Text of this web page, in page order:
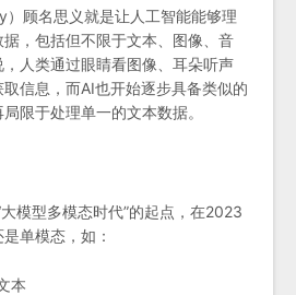
顾名思义就是让人工智能能够理
，包括但不限于文本、图像、音
人类通过眼睛看图像、耳朵听声
信息，而AI也开始逐步具备类似的
限于处理单一的文本数据。
模型多模态时代”的起点，在2023
单模态，如：
本